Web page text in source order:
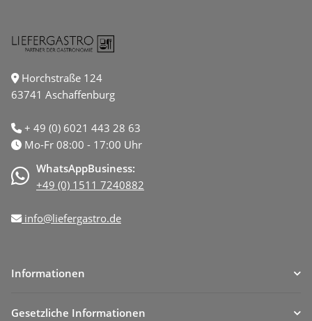
Horchstraße 124
63741 Aschaffenburg
+ 49 (0) 6021 443 28 63
Mo-Fr 08:00 - 17:00 Uhr
WhatsAppBusiness:
+49 (0) 1511 7240882
info@liefergastro.de
Informationen
Gesetzliche Informationen